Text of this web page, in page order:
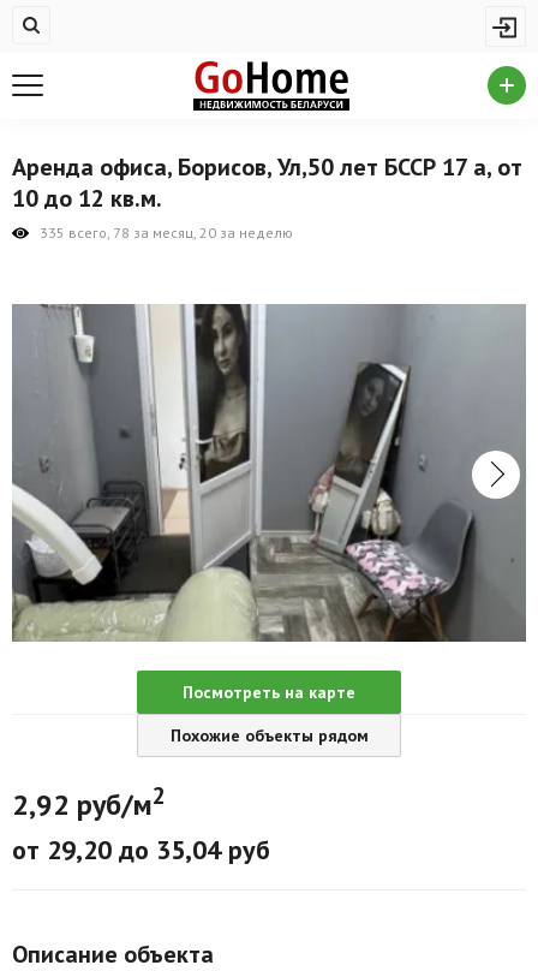
Купить квартиру
На сутки
Новостройки
Комерческая недвижимость
Продажа коммерческой недвижимости
Аренда коммерческой недвижимости
Другие разделы
Новости
Агентства
Ремонт квартир
Грузовое такси
Способы оплаты
Аренда офиса, Борисов, Ул,50 лет БССР 17 а, от
10 до 12 кв.м.
335 всего, 78 за месяц, 20 за неделю
Посмотреть на карте
Похожие объекты рядом
2,92 руб/м2
от 29,20 до 35,04 руб
Описание объекта